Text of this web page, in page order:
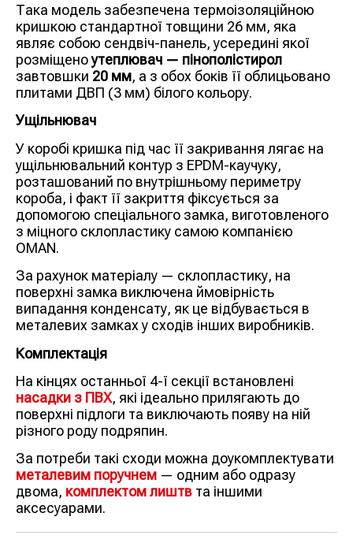
Така модель забезпечена термоізоляційною
кришкою стандартної товщини 26 мм, яка
являє собою сендвіч-панель, усередині якої
розміщеноутеплювач — пінополістирол
завтовшки 20 мм, а з обох боків її облицьовано
плитами ДВП (3 мм) білого кольору.
Ущільнювач
У коробі кришка під час її закривання лягає на
ущільнювальний контур з EPDM-каучуку,
розташований по внутрішньому периметру
короба, і факт її закриття фіксується за
допомогою спеціального замка, виготовленого
з міцного склопластику самою компанією
OMAN.
За рахунок матеріалу — склопластику, на
поверхні замка виключена ймовірність
випадання конденсату, як це відбувається в
металевих замках у сходів інших виробників.
Комплектація
На кінцях останньої 4-ї секції встановлені
насадки з ПВХ, які ідеально прилягають до
поверхні підлоги та виключають появу на ній
різного роду подряпин.
За потреби такі сходи можна доукомплектувати
металевим поручнем — одним або одразу
двома, комплектом лиштв та іншими
аксесуарами.